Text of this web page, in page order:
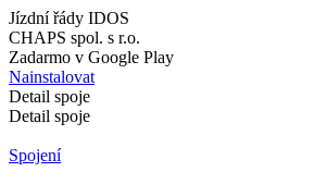
Jízdní řády IDOS
CHAPS spol. s r.o.
Zadarmo v Google Play
Nainstalovat
Detail spoje
Detail spoje
Spojení